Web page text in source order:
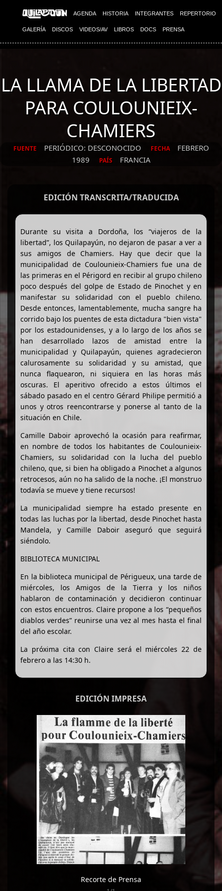
AGENDA HISTORIA INTEGRANTES REPERTORIO
GALERÍA DISCOS VIDEOS/AV LIBROS DOCS PRENSA
LA LLAMA DE LA LIBERTAD
PARA COULOUNIEIX-
CHAMIERS
FUENTE PERIÓDICO: DESCONOCIDO FECHA
FEBRERO
1989
PAÍS FRANCIA
EDICIÓN TRANSCRITA/TRADUCIDA
Durante su visita a Dordoña, los “viajeros de la
libertad”, los Quilapayún, no dejaron de pasar a ver a
sus amigos de Chamiers. Hay que decir que la
municipalidad de Coulounieix-Chamiers fue una de
las primeras en el Périgord en recibir al grupo chileno
poco después del golpe de Estado de Pinochet y en
manifestar su solidaridad con el pueblo chileno.
Desde entonces, lamentablemente, mucha sangre ha
corrido bajo los puentes de esta dictadura "bien vista"
por los estadounidenses, y a lo largo de los años se
han desarrollado lazos de amistad entre la
municipalidad y Quilapayún, quienes agradecieron
calurosamente su solidaridad y su amistad, que
nunca flaquearon, ni siquiera en las horas más
oscuras. El aperitivo ofrecido a estos últimos el
sábado pasado en el centro Gérard Philipe permitió a
unos y otros reencontrarse y ponerse al tanto de la
situación en Chile.
Camille Daboir aprovechó la ocasión para reafirmar,
en nombre de todos los habitantes de Coulounieix-
Chamiers, su solidaridad con la lucha del pueblo
chileno, que, si bien ha obligado a Pinochet a algunos
retrocesos, aún no ha salido de la noche. ¡El monstruo
todavía se mueve y tiene recursos!
La municipalidad siempre ha estado presente en
todas las luchas por la libertad, desde Pinochet hasta
Mandela, y Camille Daboir aseguró que seguirá
siéndolo.
BIBLIOTECA MUNICIPAL
En la biblioteca municipal de Périgueux, una tarde de
miércoles, los Amigos de la Tierra y los niños
hablaron de contaminación y decidieron continuar
con estos encuentros. Claire propone a los “pequeños
diablos verdes” reunirse una vez al mes hasta el final
del año escolar.
La próxima cita con Claire será el miércoles 22 de
febrero a las 14:30 h.
EDICIÓN IMPRESA
Recorte de Prensa